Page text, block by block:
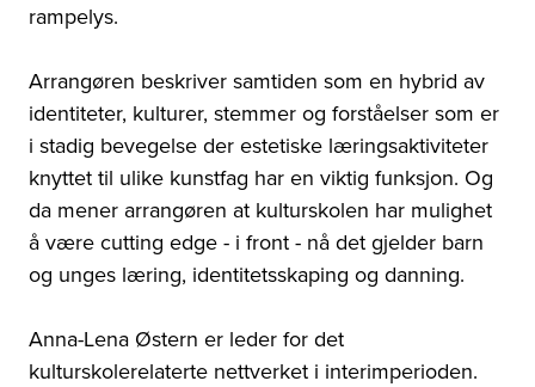
rampelys.
Arrangøren beskriver samtiden som en hybrid av
identiteter, kulturer, stemmer og forståelser som er
i stadig bevegelse der estetiske læringsaktiviteter
knyttet til ulike kunstfag har en viktig funksjon. Og
da mener arrangøren at kulturskolen har mulighet
å være cutting edge - i front - nå det gjelder barn
og unges læring, identitetsskaping og danning.
Anna-Lena Østern er leder for det
kulturskolerelaterte nettverket i interimperioden.